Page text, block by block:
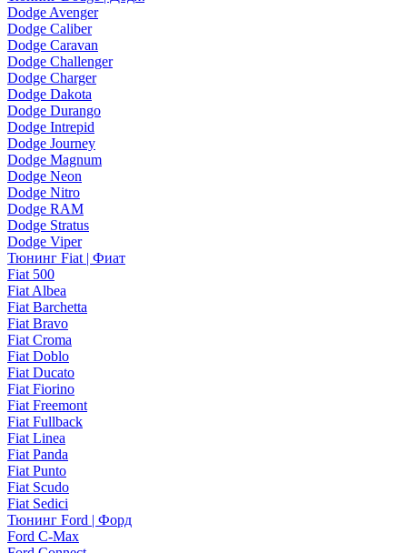
Dodge Avenger
Dodge Caliber
Dodge Caravan
Dodge Challenger
Dodge Charger
Dodge Dakota
Dodge Durango
Dodge Intrepid
Dodge Journey
Dodge Magnum
Dodge Neon
Dodge Nitro
Dodge RAM
Dodge Stratus
Dodge Viper
Тюнинг Fiat | Фиат
Fiat 500
Fiat Albea
Fiat Barchetta
Fiat Bravo
Fiat Croma
Fiat Doblo
Fiat Ducato
Fiat Fiorino
Fiat Freemont
Fiat Fullback
Fiat Linea
Fiat Panda
Fiat Punto
Fiat Scudo
Fiat Sedici
Тюнинг Ford | Форд
Ford C-Max